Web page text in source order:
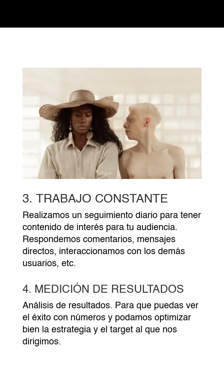
3. TRABAJO CONSTANTE
Realizamos un seguimiento diario para tener
contenido de interés para tu audiencia.
Respondemos comentarios, mensajes
directos, interaccionamos con los demás
usuarios, etc.
4. MEDICIÓN DE RESULTADOS
Análisis de resultados. Para que puedas ver
el éxito con números y podamos optimizar
bien la estrategia y el target al que nos
dirigimos.